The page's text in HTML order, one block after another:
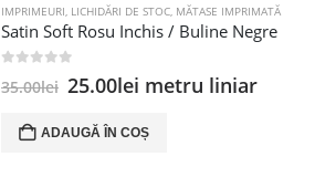
IMPRIMEURI, LICHIDĂRI DE STOC, MĂTASE IMPRIMATĂ
Satin Soft Rosu Inchis / Buline Negre
35.00lei Prețul
a
fost:
25.00lei Prețul
este:
25.00lei.
metru liniar
ADAUGĂ ÎN COȘ